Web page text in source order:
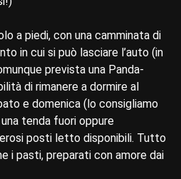
a piedi, con una camminata di
in cui si può lasciare l’auto (in
prevista una Panda-
di rimanere a dormire al
e domenica (lo consigliamo
tenda fuori oppure
posti letto disponibili. Tutto
i pasti, preparati con amore dai